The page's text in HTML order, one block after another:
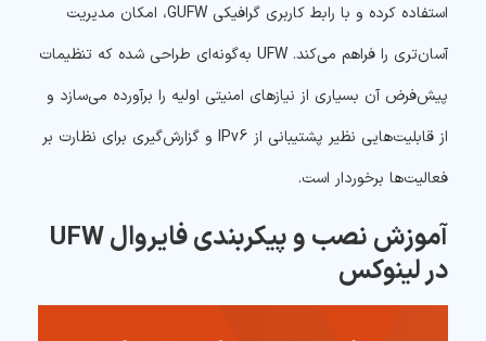
استفاده کرده و با رابط کاربری گرافیکی GUFW، امکان مدیریت
آسان‌تری را فراهم می‌کند. UFW به‌گونه‌ای طراحی شده که تنظیمات
پیش‌فرض آن بسیاری از نیازهای امنیتی اولیه را برآورده می‌سازد و
از قابلیت‌هایی نظیر پشتیبانی از IPv6 و گزارش‌گیری برای نظارت بر
فعالیت‌ها برخوردار است.
آموزش نصب و پیکربندی فایروال UFW
در لینوکس